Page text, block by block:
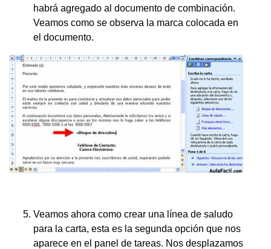
habrá agregado al documento de combinación.
Veamos como se observa la marca colocada en
el documento.
Veamos ahora como crear una línea de saludo
para la carta, esta es la segunda opción que nos
aparece en el panel de tareas. Nos desplazamos